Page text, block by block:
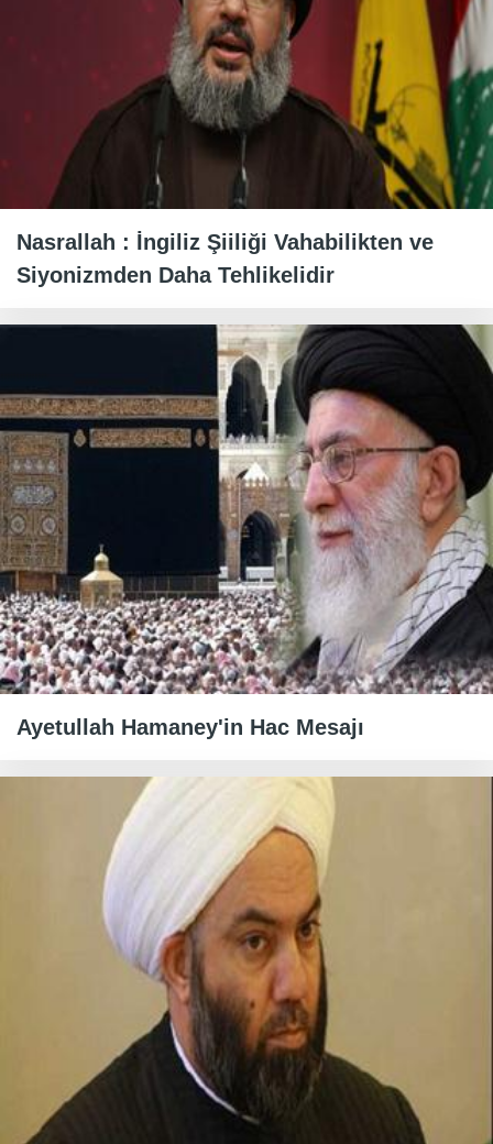
Nasrallah : İngiliz Şiiliği Vahabilikten ve
Siyonizmden Daha Tehlikelidir
Ayetullah Hamaney'in Hac Mesajı